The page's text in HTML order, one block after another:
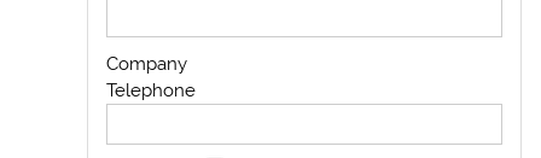
Company
Telephone